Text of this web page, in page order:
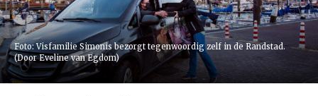
Foto: Visfamilie Simonis bezorgt tegenwoordig zelf in de Randstad.
(Door Eveline van Egdom)